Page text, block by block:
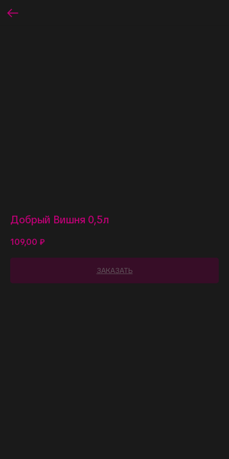
Добрый Вишня 0,5л
109,00 ₽
ЗАКАЗАТЬ